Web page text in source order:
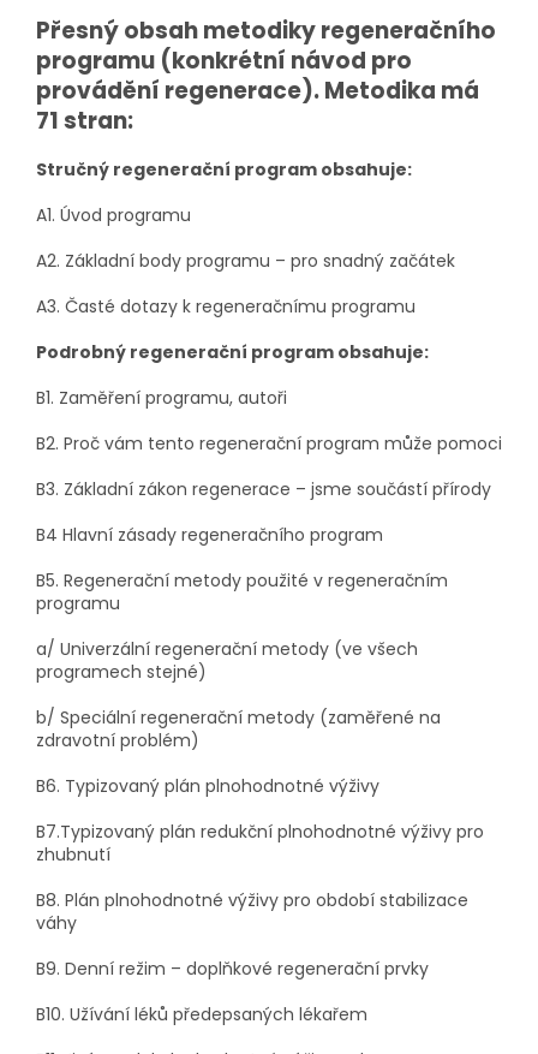
Přesný obsah metodiky regeneračního
programu (konkrétní návod pro
provádění regenerace). Metodika má
71 stran:
Stručný regenerační program obsahuje:
A1. Úvod programu
A2. Základní body programu – pro snadný začátek
A3. Časté dotazy k regeneračnímu programu
Podrobný regenerační program obsahuje:
B1. Zaměření programu, autoři
B2. Proč vám tento regenerační program může pomoci
B3. Základní zákon regenerace – jsme součástí přírody
B4 Hlavní zásady regeneračního program
B5. Regenerační metody použité v regeneračním
programu
a/ Univerzální regenerační metody (ve všech
programech stejné)
b/ Speciální regenerační metody (zaměřené na
zdravotní problém)
B6. Typizovaný plán plnohodnotné výživy
B7.Typizovaný plán redukční plnohodnotné výživy pro
zhubnutí
B8. Plán plnohodnotné výživy pro období stabilizace
váhy
B9. Denní režim – doplňkové regenerační prvky
B10. Užívání léků předepsaných lékařem